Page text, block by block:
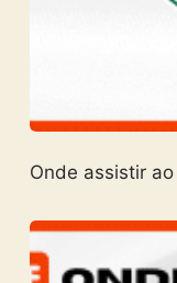
Onde assistir